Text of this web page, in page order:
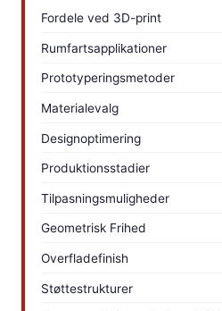
Fordele ved 3D-print
Rumfartsapplikationer
Prototyperingsmetoder
Materialevalg
Designoptimering
Produktionsstadier
Tilpasningsmuligheder
Geometrisk Frihed
Overfladefinish
Støttestrukturer